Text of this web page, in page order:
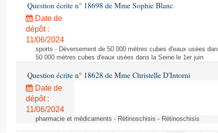
Question écrite n° 18698 de Mme Sophie Blanc
Date de
dépôt :
11/06/2024
sports - Déversement de 50 000 mètres cubes d'eaux usées
50 000 mètres cubes d'eaux usées dans la Seine le 1er juin
Question écrite n° 18628 de Mme Christelle D'Intorni
Date de
dépôt :
11/06/2024
pharmacie et médicaments - Rétinoschisis - Rétinoschisis